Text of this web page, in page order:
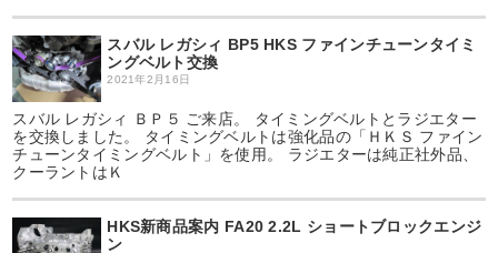
スバル レガシィ BP5 HKS ファインチューンタイミ
ングベルト交換
2021年2月16日
スバル レガシィ ＢＰ５ ご来店。 タイミングベルトとラジエター
を交換しました。 タイミングベルトは強化品の「ＨＫＳ ファイン
チューンタイミングベルト」を使用。 ラジエターは純正社外品、
クーラントはＫ
HKS新商品案内 FA20 2.2L ショートブロックエンジ
ン